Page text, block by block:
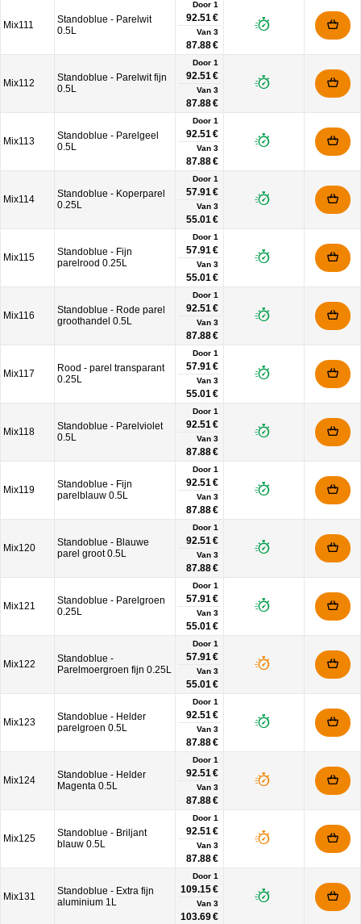
Mix111
Standoblue - Parelwit
0.5L
Door 1
92.51 €
Van 3
87.88 €
Mix112
Standoblue - Parelwit fijn
0.5L
Door 1
92.51 €
Van 3
87.88 €
Mix113
Standoblue - Parelgeel
0.5L
Door 1
92.51 €
Van 3
87.88 €
Mix114
Standoblue - Koperparel
0.25L
Door 1
57.91 €
Van 3
55.01 €
Mix115
Standoblue - Fijn
parelrood 0.25L
Door 1
57.91 €
Van 3
55.01 €
Mix116
Standoblue - Rode parel
groothandel 0.5L
Door 1
92.51 €
Van 3
87.88 €
Mix117
Rood - parel transparant
0.25L
Door 1
57.91 €
Van 3
55.01 €
Mix118
Standoblue - Parelviolet
0.5L
Door 1
92.51 €
Van 3
87.88 €
Mix119
Standoblue - Fijn
parelblauw 0.5L
Door 1
92.51 €
Van 3
87.88 €
Mix120
Standoblue - Blauwe
parel groot 0.5L
Door 1
92.51 €
Van 3
87.88 €
Mix121
Standoblue - Parelgroen
0.25L
Door 1
57.91 €
Van 3
55.01 €
Mix122
Standoblue -
Parelmoergroen fijn 0.25L
Door 1
57.91 €
Van 3
55.01 €
Mix123
Standoblue - Helder
parelgroen 0.5L
Door 1
92.51 €
Van 3
87.88 €
Mix124
Standoblue - Helder
Magenta 0.5L
Door 1
92.51 €
Van 3
87.88 €
Mix125
Standoblue - Briljant
blauw 0.5L
Door 1
92.51 €
Van 3
87.88 €
Mix131
Standoblue - Extra fijn
aluminium 1L
Door 1
109.15 €
Van 3
103.69 €